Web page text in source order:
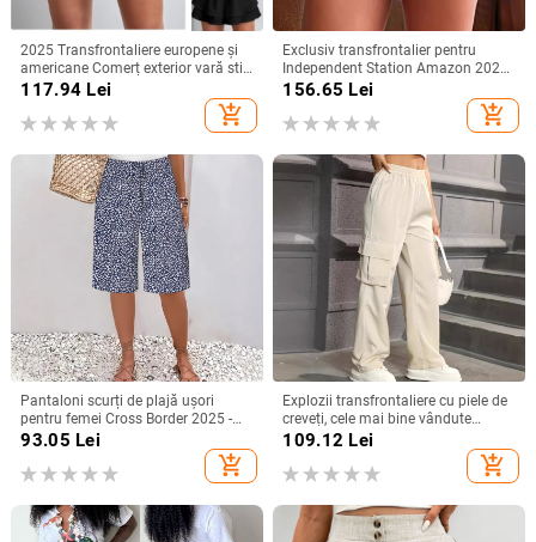
2025 Transfrontaliere europene și
americane Comerț exterior vară stil
nou femei talie înaltă dublu strat
vrac moda casual micro la culoare
solidă pantaloni scurți
117.94 Lei
add_shopping_cart
Exclusiv transfrontalier pentru
Independent Station Amazon 2025
Vara nouă la modă, pantaloni
scurți din denim spălat, rupți cu
margini brute, pentru femei
156.65 Lei
add_shopping_cart
Pantaloni scurți de plajă ușori
pentru femei Cross Border 2025 -
Imprimeu floral casual albastru și
93.05 Lei
add_shopping_cart
Explozii transfrontaliere cu piele de
creveți, cele mai bine vândute
pantaloni drepți Joker, cu aspect
109.12 Lei
add_shopping_cart